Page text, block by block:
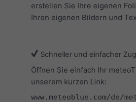
erstellen Sie Ihre eigenen
Ihren eigenen Bildern und
Schneller und einfacher
Öffnen Sie einfach Ihr
unserem kurzen Link:
www.meteoblue.com/de/